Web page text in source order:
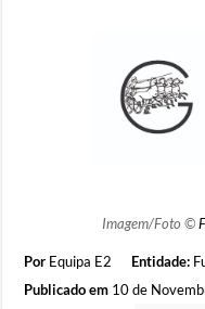
Imagem/Foto ©
Por Equipa E2 Entidade:
Publicado em 10 de